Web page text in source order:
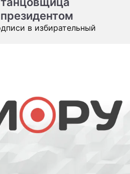
в избирательный